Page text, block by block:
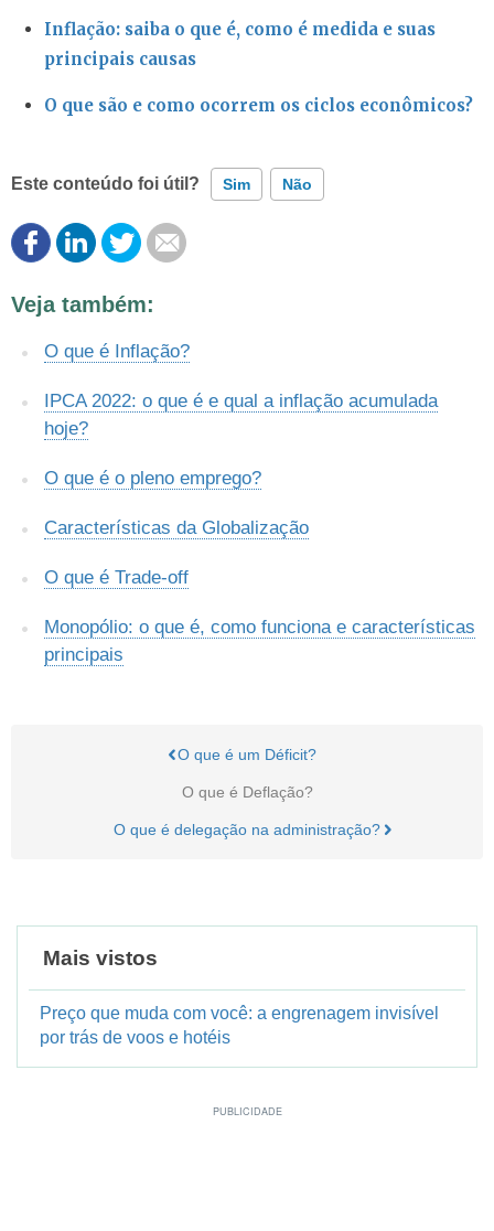
Inflação: saiba o que é, como é medida e suas
principais causas
O que são e como ocorrem os ciclos econômicos?
Este conteúdo foi útil? Sim Não
Este conteúdo contém informação incorreta
Este conteúdo não tem a informação que procuro
Outro
Veja também:
O que é Inflação?
IPCA 2022: o que é e qual a inflação acumulada
hoje?
O que é o pleno emprego?
Características da Globalização
O que é Trade-off
Monopólio: o que é, como funciona e características
principais
O que é um Déficit?
O que é Deflação?
O que é delegação na administração?
Mais vistos
Preço que muda com você: a engrenagem invisível
por trás de voos e hotéis